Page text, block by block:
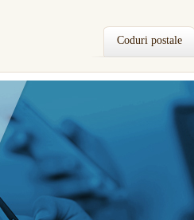
Coduri postale